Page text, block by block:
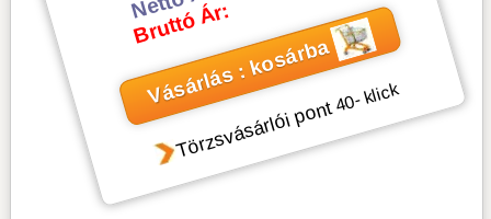
Bruttó Ár:
Vásárlás : kosárba
Törzsvásárlói pont40- klick